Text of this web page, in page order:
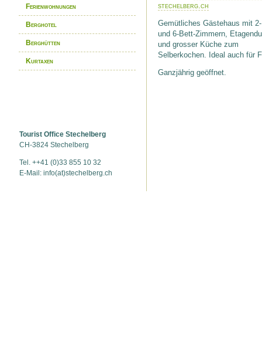
Ferienwohnungen
Berghotel
Berghütten
Kurtaxen
Tourist Office Stechelberg
CH-3824 Stechelberg
Tel. ++41 (0)33 855 10 32
E-Mail: info(at)stechelberg.ch
stechelberg.ch
Gemütliches Gästehaus mit
und 6-Bett-Zimmern,
und grosser Küche zum
Selberkochen. Ideal auch für
Ganzjährig geöffnet.